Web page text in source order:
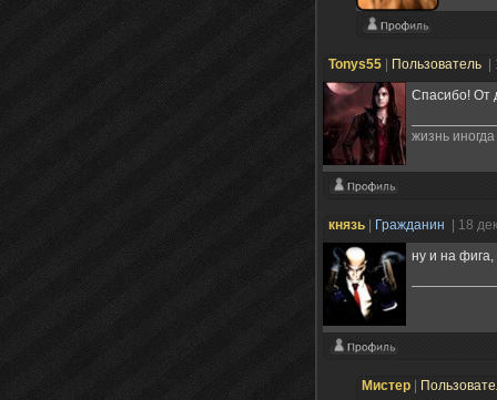
Tonys55 Пользователь
Спасибо! От
жизнь
князь Гражданин
| 18
ну и на фига,
Мистер